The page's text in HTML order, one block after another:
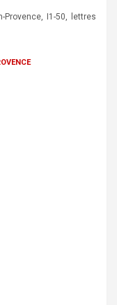
Provence, I1-50, lettres